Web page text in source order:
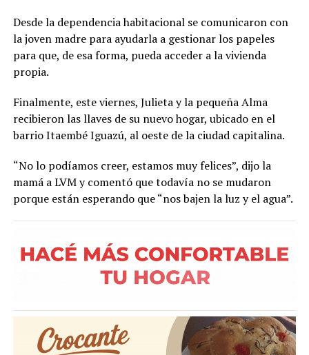
Desde la dependencia habitacional se comunicaron con
la joven madre para ayudarla a gestionar los papeles
para que, de esa forma, pueda acceder a la vivienda
propia.
Finalmente, este viernes, Julieta y la pequeña Alma
recibieron las llaves de su nuevo hogar, ubicado en el
barrio Itaembé Iguazú, al oeste de la ciudad capitalina.
“No lo podíamos creer, estamos muy felices”, dijo la
mamá a LVM y comentó que todavía no se mudaron
porque están esperando que “nos bajen la luz y el agua”.